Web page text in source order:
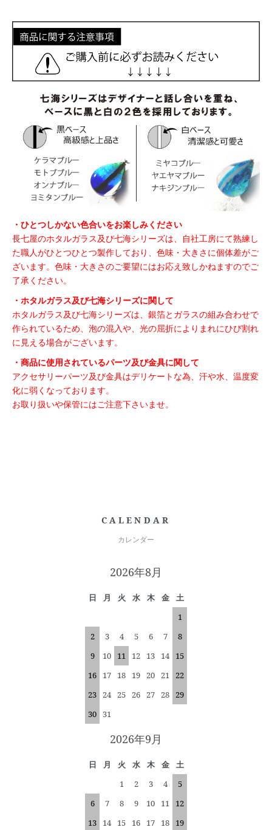
・ひとつしかない色合いをお楽しみください
長七屋のホタルガラス及び七海シリーズは、自社工房にて熟練し
た職人がひとつひとつ製作しており、色味・大きさに個体差がご
ざいます。色味・大きさのご要望にはお応え致しかねますのでご
了承ください。
・ホタルガラス及び七海シリーズに関して
ホタルガラス及び七海シリーズは、銀箔とガラスの組み合わせで
作られているため、泡の混入や、光の屈折によりまれにひび割れ
に見える場合がございます。
・商品に使用されているパーツ及び金具に関して
アクセサリーパーツ及び金具はデリケートな為、汗や水、温度変
化に弱くなっております。
お取り扱いや保管にはご注意下さいませ。
CALENDAR
カレンダー
2026年8月
日 月 火 水 木 金
土
1
2
3 4 5 6 7
8
9
10 11 12 13 14
15
16
17 18 19 20 21
22
23
24 25 26 27 28
29
30 31
2026年9月
日 月 火 水 木 金
土
1
2 3 4
5
6
7 8 9 10 11
12
13
14 15 16 17 18
19